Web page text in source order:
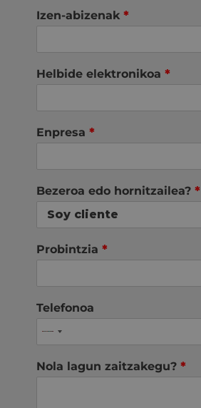
Izen-abizenak *
Helbide elektronikoa *
Enpresa *
Bezeroa edo hornitzailea? *
Probintzia *
Telefonoa
Nola lagun zaitzakegu? *